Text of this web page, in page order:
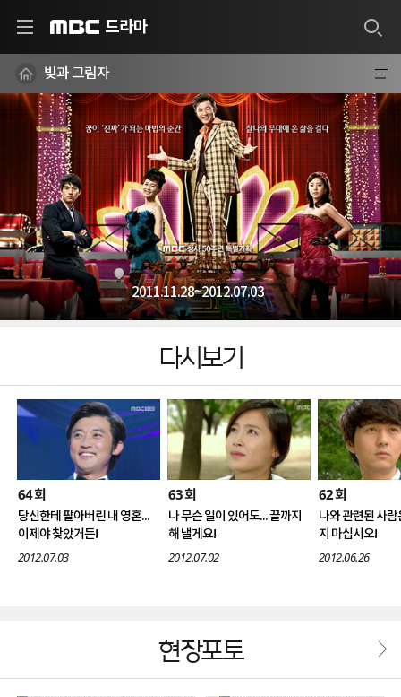
드라마
빛과 그림자
2011.11.28~2012.07.03
다시보기
64회
당신한테 팔아버린 내 영혼...
이제야 찾았거든!
2012.07.03
63회
나 무슨 일이 있어도... 끝까지
해 낼게요!
2012.07.02
62회
나와 관련된 사람
지 마십시오!
2012.06.26
현장포토